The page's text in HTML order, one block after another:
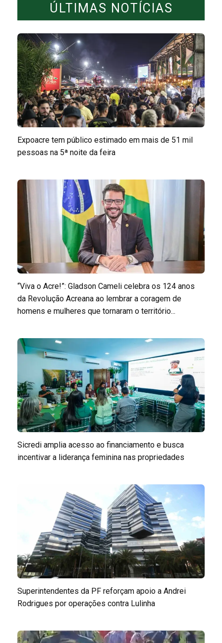
ÚLTIMAS NOTÍCIAS
Expoacre tem público estimado em mais de 51 mil
pessoas na 5ª noite da feira
“Viva o Acre!”: Gladson Cameli celebra os 124 anos
da Revolução Acreana ao lembrar a coragem de
homens e mulheres que tornaram o território...
Sicredi amplia acesso ao financiamento e busca
incentivar a liderança feminina nas propriedades
Superintendentes da PF reforçam apoio a Andrei
Rodrigues por operações contra Lulinha